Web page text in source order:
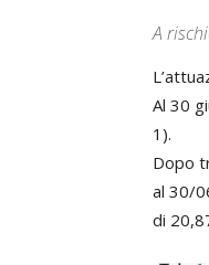
A
Al 30
1).
Dopo
al 30/
di